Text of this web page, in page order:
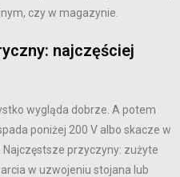
czy w magazynie.
najczęściej
wygląda dobrze. A potem
poniżej 200 V albo skacze w
Najczęstsze przyczyny: zużyte
w uzwojeniu stojana lub